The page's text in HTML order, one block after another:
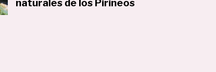
naturales de los Pirineos